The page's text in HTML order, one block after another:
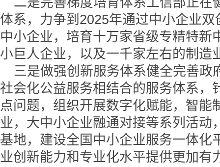
体系，力争到2025年通过中小企业
中小企业，培育十万家省级专精特新
小巨人企业，以及一千家左右的制造
三是做强创新服务体系健全完善政
社会化公益服务相结合的服务体系，
点问题，组织开展数字化赋能，智能
业，大中小企业融通对接等系列活动
基地，建设全国中小企业服务一体化
业创新能力和专业化水平提供更加有